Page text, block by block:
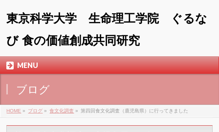
東京科学大学 生命理工学院 ぐるな
び 食の価値創成共同研究
MENU
ブログ
HOME » ブログ » 食文化調査 » 第四回食文化調査（鹿児島県）に行ってきました